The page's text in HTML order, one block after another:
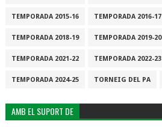
TEMPORADA 2015-16 TEMPORADA 2016-17
TEMPORADA 2018-19 TEMPORADA 2019-20
TEMPORADA 2021-22 TEMPORADA 2022-23
TEMPORADA 2024-25 TORNEIG DEL PA
AMB EL SUPORT DE